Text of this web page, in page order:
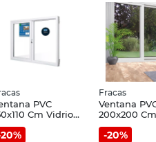
PVC
Cm Vidrio
Blanco Fracas
20%
Fracas
Ventana
200x200
DVH Fracas
-20%